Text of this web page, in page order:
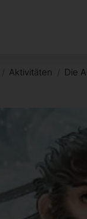
sich hier:
Aktivitäten Die